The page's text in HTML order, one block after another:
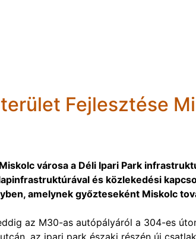
Fejlesztése
városa a Déli Ipari Park
és közlekedési
amelynek győzteseként Miskolc
az M30-as autópályáról a 304-es
az ipari park északi részén új